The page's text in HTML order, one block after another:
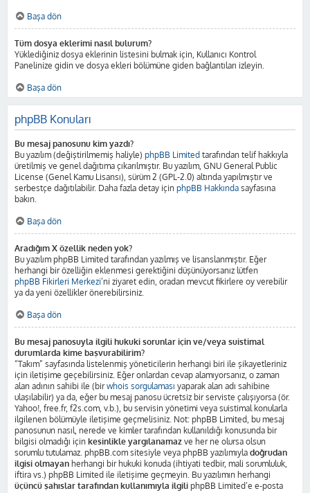
Başa dön
Tüm dosya eklerimi nasıl bulurum?
Yüklediğiniz dosya eklerinin listesini bulmak için, Kullanıcı Kontrol
Panelinize gidin ve dosya ekleri bölümüne giden bağlantıları izleyin.
Başa dön
phpBB Konuları
Bu mesaj panosunu kim yazdı?
Bu yazılım (değiştirilmemiş haliyle) phpBB Limited tarafından telif hakkıyla
üretilmiş ve genel dağıtıma çıkarılmıştır. Bu yazılım, GNU General Public
License (Genel Kamu Lisansı), sürüm 2 (GPL-2.0) altında yapılmıştır ve
serbestçe dağıtılabilir. Daha fazla detay için phpBB Hakkında sayfasına
bakın.
Başa dön
Aradığım X özellik neden yok?
Bu yazılım phpBB Limited tarafından yazılmış ve lisanslanmıştır. Eğer
herhangi bir özelliğin eklenmesi gerektiğini düşünüyorsanız lütfen
phpBB Fikirleri Merkezi’ni ziyaret edin, oradan mevcut fikirlere oy verebilir
ya da yeni özellikler önerebilirsiniz.
Başa dön
Bu mesaj panosuyla ilgili hukuki sorunlar için ve/veya suistimal
durumlarda kime başvurabilirim?
“Takım” sayfasında listelenmiş yöneticilerin herhangi biri ile şikayetleriniz
için iletişime geçebilirsiniz. Eğer onlardan cevap alamıyorsanız, o zaman
alan adının sahibi ile (birwhois sorgulaması yaparak alan adı sahibine
ulaşılabilir) ya da, eğer bu mesaj panosu ücretsiz bir serviste çalışıyorsa (ör.
Yahoo!, free.fr, f2s.com, v.b.), bu servisin yönetimi veya suistimal konularla
ilgilenen bölümüyle iletişime geçmelisiniz. Not: phpBB Limited, bu mesaj
panosunun nasıl, nerede ve kimler tarafından kullanıldığı konusunda bir
bilgisi olmadığı için kesinlikle yargılanamaz ve her ne olursa olsun
sorumlu tutulamaz. phpBB.com sitesiyle veya phpBB yazılımıyla doğrudan
ilgisi olmayan herhangi bir hukuki konuda (ihtiyati tedbir, mali sorumluluk,
iftira vs.) phpBB Limited ile iletişime geçmeyin. Bu yazılımın herhangi
üçüncü şahıslar tarafından kullanımıyla ilgili phpBB Limited’e e-posta